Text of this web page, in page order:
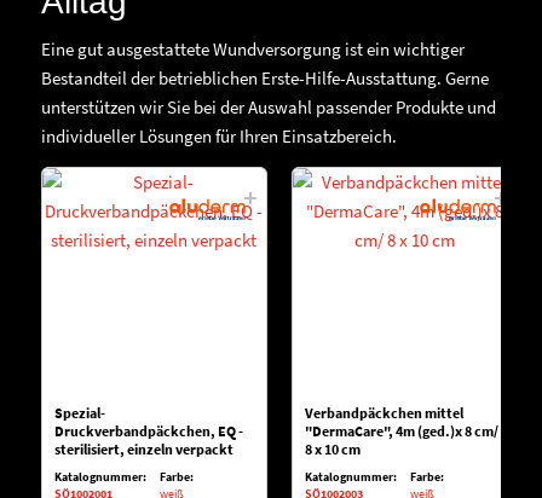
Eine gut ausgestattete Wundversorgung ist ein wichtiger
Bestandteil der betrieblichen Erste-Hilfe-Ausstattung. Gerne
unterstützen wir Sie bei der Auswahl passender Produkte und
individueller Lösungen für Ihren Einsatzbereich.
Spezial-
Druckverbandpäckchen, EQ -
sterilisiert, einzeln verpackt
Katalognummer:
SÖ1002001
Farbe:
weiß
Verbandpäckchen mittel
"DermaCare", 4m (ged.)x 8 cm/
8 x 10 cm
Katalognummer:
SÖ1002003
Farbe:
weiß